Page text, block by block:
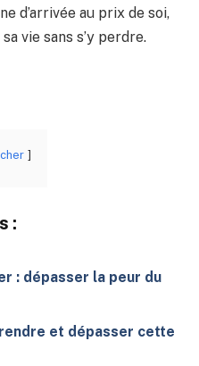
d’arrivée au prix de soi,
vie sans s’y perdre.
:
: dépasser la peur du
et dépasser cette